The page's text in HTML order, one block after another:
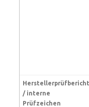
Herstellerprüfbericht
/ interne
Prüfzeichen